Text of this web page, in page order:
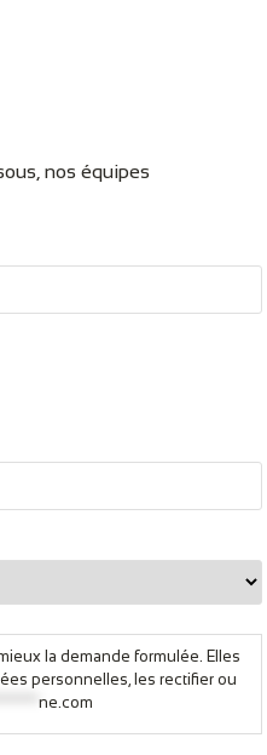
nos équipes
la demande formulée. Elles
personnelles, les rectifier ou
ne.com